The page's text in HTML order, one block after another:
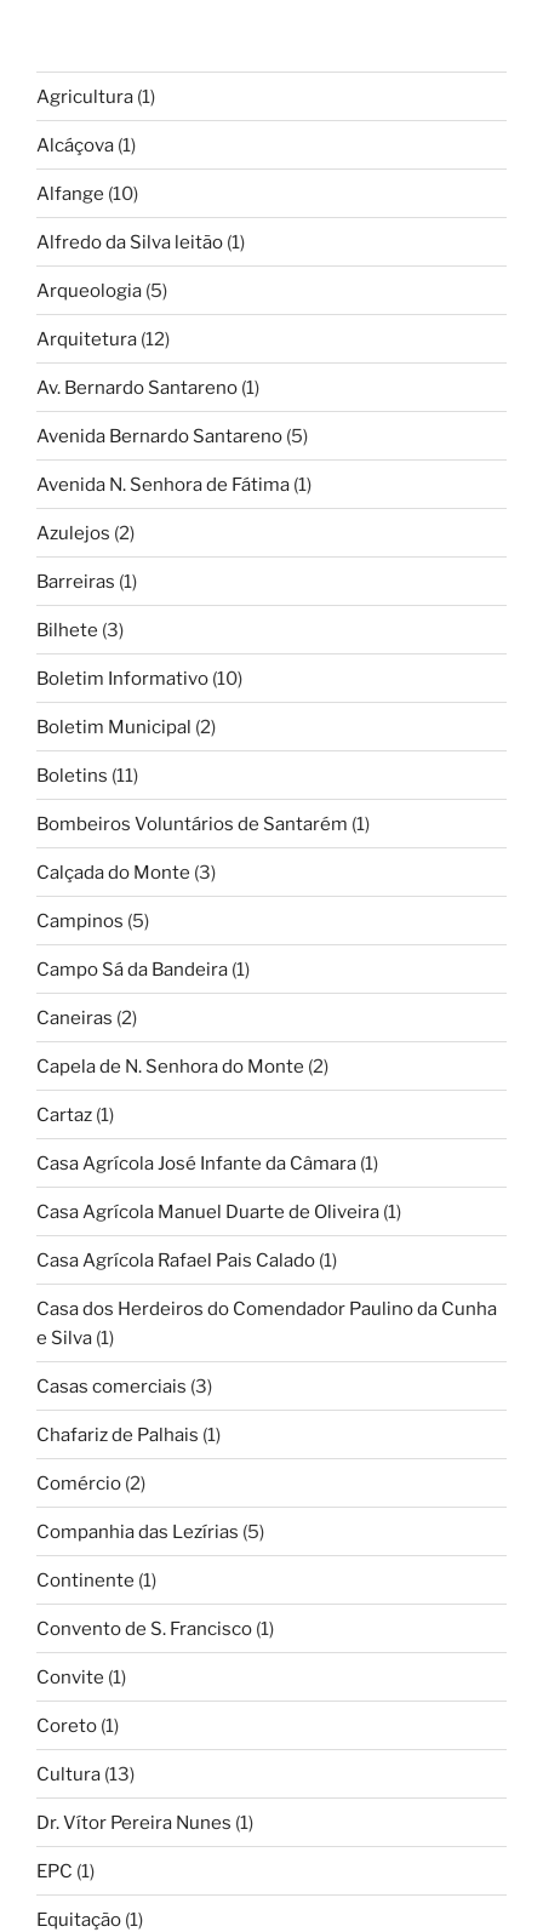
Agricultura (1)
Alcáçova (1)
Alfange (10)
Alfredo da Silva leitão (1)
Arqueologia (5)
Arquitetura (12)
Av. Bernardo Santareno (1)
Avenida Bernardo Santareno (5)
Avenida N. Senhora de Fátima (1)
Azulejos (2)
Barreiras (1)
Bilhete (3)
Boletim Informativo (10)
Boletim Municipal (2)
Boletins (11)
Bombeiros Voluntários de Santarém (1)
Calçada do Monte (3)
Campinos (5)
Campo Sá da Bandeira (1)
Caneiras (2)
Capela de N. Senhora do Monte (2)
Cartaz (1)
Casa Agrícola José Infante da Câmara (1)
Casa Agrícola Manuel Duarte de Oliveira (1)
Casa Agrícola Rafael Pais Calado (1)
Casa dos Herdeiros do Comendador Paulino da Cunha
e Silva (1)
Casas comerciais (3)
Chafariz de Palhais (1)
Comércio (2)
Companhia das Lezírias (5)
Continente (1)
Convento de S. Francisco (1)
Convite (1)
Coreto (1)
Cultura (13)
Dr. Vítor Pereira Nunes (1)
EPC (1)
Equitação (1)